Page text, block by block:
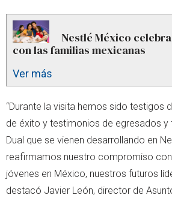
Nestlé México celebra
con las familias mexicanas
Ver más
“Durante la visita hemos sido testigos
de éxito y testimonios de egresados
Dual que se vienen desarrollando en
reafirmamos nuestro compromiso
jóvenes en México, nuestros futuros
destacó Javier León, director de